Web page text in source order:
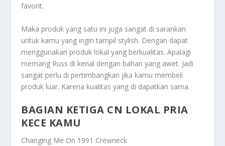
favorit.
Maka produk yang satu ini juga sangat di sarankan
untuk kamu yang ingin tampil stylish. Dengan dapat
menggunakan produk lokal yang berkualitas. Apalagi
memang Russ di kenal dengan bahan yang awet. Jadi
sangat perlu di pertimbangkan jika kamu membeli
produk luar. Karena kualitas yang di dapatkan sama.
BAGIAN KETIGA CN LOKAL PRIA
KECE KAMU
Changing Me On 1991 Crewneck